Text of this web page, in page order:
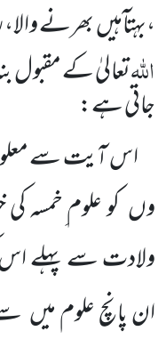
،بہتآہیںبھرنے
اللہتعالیٰ کے مقبول
جاتی ہے:
اس آیت سے
وں کو علوم ِخمسہ
ولادت سے پہلے اس
ان پانچ علوم میں